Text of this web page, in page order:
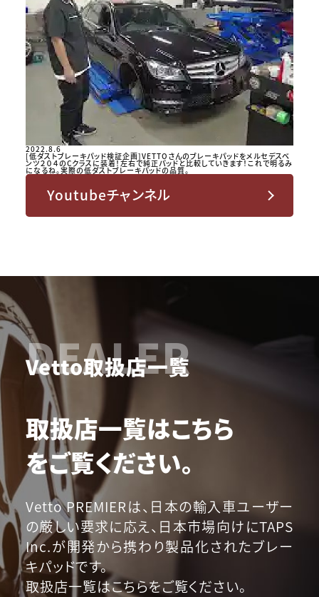
2022.8.6
[低ダストブレーキパッド検証企画]VETTOさんのブレーキパッドをメルセデスベ
ンツ２０４のCクラスに装着！左右で純正パッドと比較していきます！これで明るみ
になるね。実際の低ダストブレーキパッドの品質。
Youtubeチャンネル
DEALER
Vetto取扱店一覧
取扱店一覧はこちら
をご覧ください。
Vetto PREMIERは、日本の輸入車ユーザー
の厳しい要求に応え、日本市場向けにTAPS
Inc.が開発から携わり製品化されたブレー
キパッドです。
取扱店一覧はこちらをご覧ください。